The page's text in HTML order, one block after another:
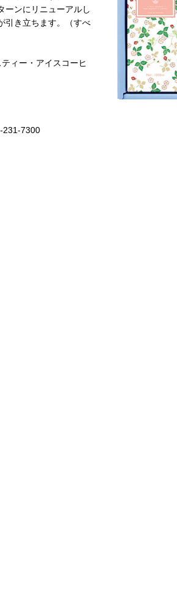
ーンにリニューアルし
引き立ちます。（すべ
ィー・アイスコーヒ
231-7300